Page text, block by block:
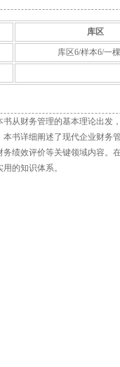
库区
库区6/样本6/一
从财务管理的基本理论出发
书详细阐述了现代企业财务
绩效评价等关键领域内容。
的知识体系。